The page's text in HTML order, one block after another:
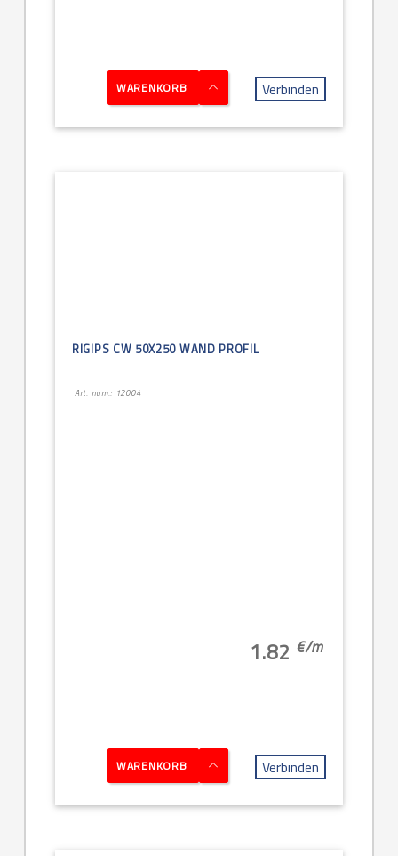
WARENKORB Verbinden
RIGIPS CW 50X250 WAND PROFIL
Art. num.: 12004
1.82 €/m
WARENKORB Verbinden